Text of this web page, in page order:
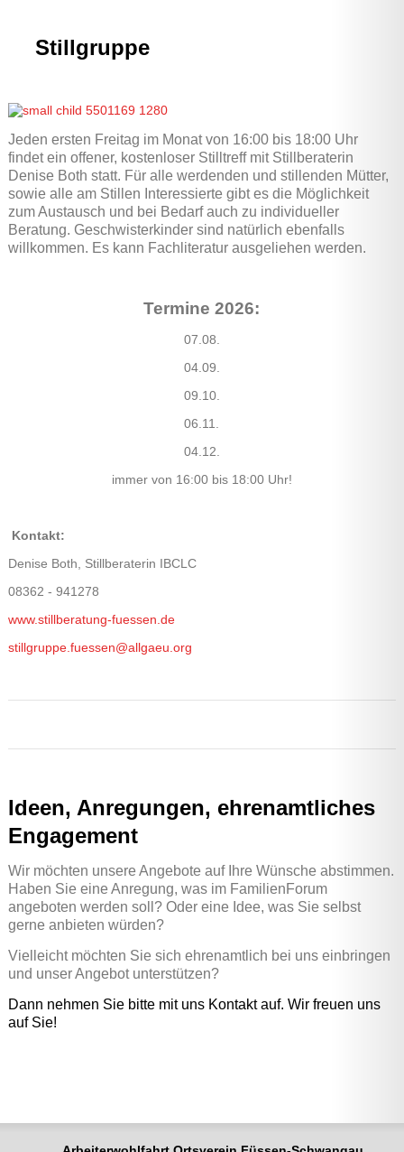
Stillgruppe
Jeden ersten Freitag im Monat von 16:00 bis 18:00 Uhr
findet ein offener, kostenloser Stilltreff mit Stillberaterin
Denise Both statt. Für alle werdenden und stillenden Mütter,
sowie alle am Stillen Interessierte gibt es die Möglichkeit
zum Austausch und bei Bedarf auch zu individueller
Beratung. Geschwisterkinder sind natürlich ebenfalls
willkommen. Es kann Fachliteratur ausgeliehen werden.
Termine 2026:
07.08.
04.09.
09.10.
06.11.
04.12.
immer von 16:00 bis 18:00 Uhr!
Kontakt:
Denise Both, Stillberaterin IBCLC
08362 - 941278
www.stillberatung-fuessen.de
stillgruppe.fuessen@allgaeu.org
Ideen, Anregungen, ehrenamtliches
Engagement
Wir möchten unsere Angebote auf Ihre Wünsche abstimmen.
Haben Sie eine Anregung, was im FamilienForum
angeboten werden soll? Oder eine Idee, was Sie selbst
gerne anbieten würden?
Vielleicht möchten Sie sich ehrenamtlich bei uns einbringen
und unser Angebot unterstützen?
Dann nehmen Sie bitte mit uns Kontakt auf. Wir freuen uns
auf Sie!